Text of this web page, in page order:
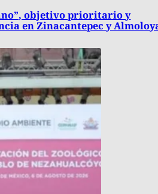
objetivo prioritario y
en Zinacantepec y